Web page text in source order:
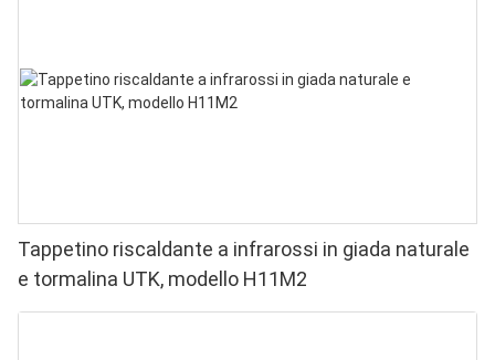
Tappetino riscaldante a infrarossi in giada naturale
e tormalina UTK, modello H11M2